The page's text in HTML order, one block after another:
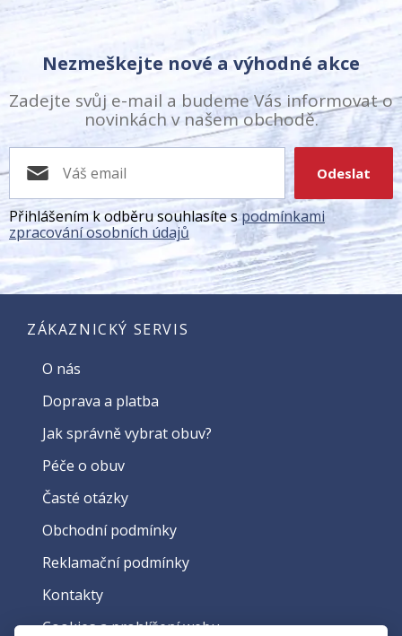
Nezmeškejte nové a výhodné akce
Zadejte svůj e-mail a budeme Vás informovat o
novinkách v našem obchodě.
Odeslat
Přihlášením k odběru souhlasíte spodmínkami
zpracování osobních údajů
ZÁKAZNICKÝ SERVIS
O nás
Doprava a platba
Jak správně vybrat obuv?
Péče o obuv
Časté otázky
Obchodní podmínky
Reklamační podmínky
Kontakty
Cookies a prohlížení webu